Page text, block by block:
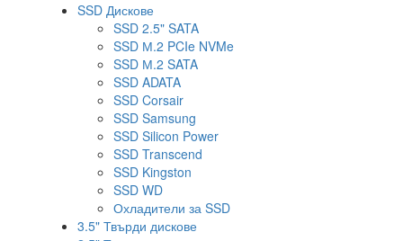
SSD Дискове
SSD 2.5" SATA
SSD М.2 PCIe NVMe
SSD М.2 SATA
SSD ADATA
SSD Corsair
SSD Samsung
SSD Silicon Power
SSD Transcend
SSD Kingston
SSD WD
Охладители за SSD
3.5" Твърди дискове